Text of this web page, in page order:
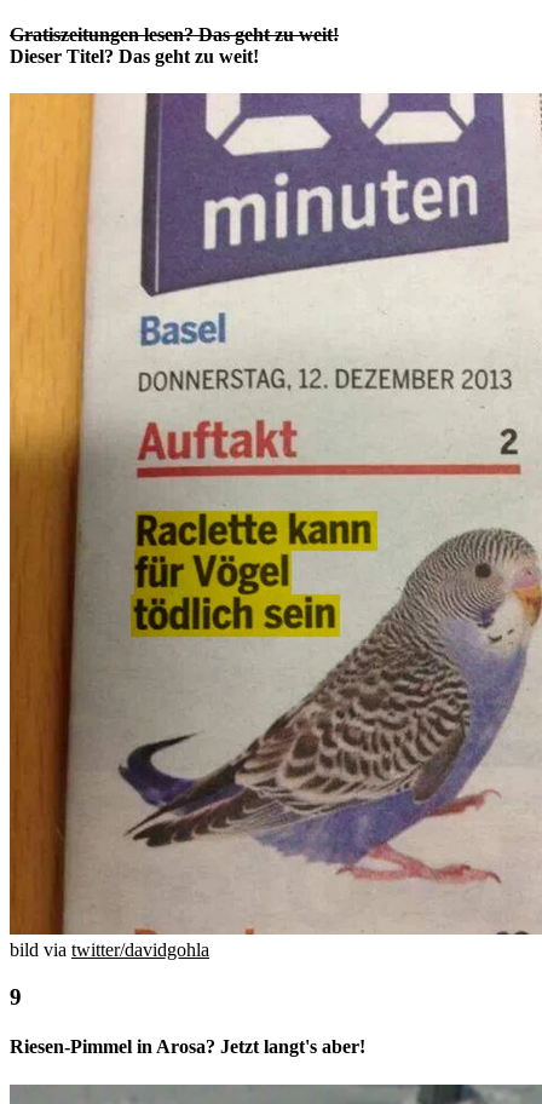
Gratiszeitungen lesen? Das geht zu weit!
Dieser Titel? Das geht zu weit!
bild via twitter/davidgohla
Riesen-Pimmel in Arosa? Jetzt langt's aber!